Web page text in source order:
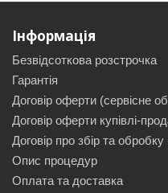
Інформація
Безвідсоткова розстрочка
Гарантія
Договір оферти (сервісне
Договір оферти купівлі-
Договір про збір та
Опис процедур
Оплата та доставка